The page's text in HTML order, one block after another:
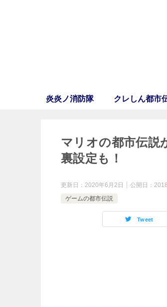
炎炎ノ消防隊 クレしん都市
マリオの都市伝説
裏設定も！
更新日： 2020年6月2日 公開日：
ゲームの都市伝説
Tweet